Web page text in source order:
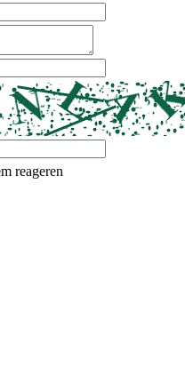
reageren